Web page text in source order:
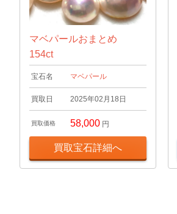
マベパールおまとめ
154ct
宝石名 マベパール
買取日 2025年02月18日
買取価格 58,000 円
買取宝石詳細へ